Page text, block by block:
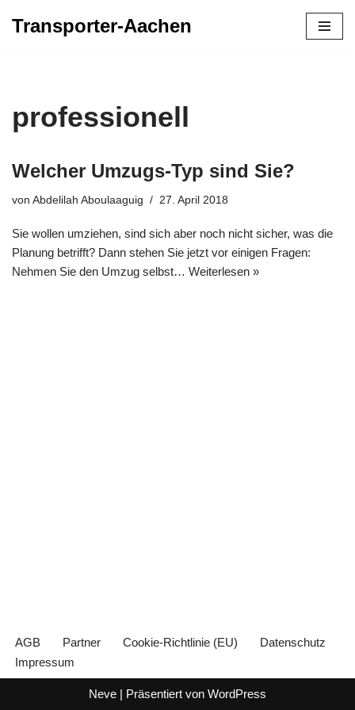
Transporter-Aachen
professionell
Welcher Umzugs-Typ sind Sie?
von Abdelilah Aboulaaguig 27. April 2018
Sie wollen umziehen, sind sich aber noch nicht sicher, was die
Planung betrifft? Dann stehen Sie jetzt vor einigen Fragen:
Nehmen Sie den Umzug selbst… Weiterlesen »
AGB Partner Cookie-Richtlinie (EU)
Datenschutz
Impressum
Neve | Präsentiert von WordPress